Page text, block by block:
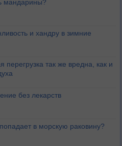
мандарины?
и хандру в зимние
так же вредна, как и
без лекарств
в морскую раковину?